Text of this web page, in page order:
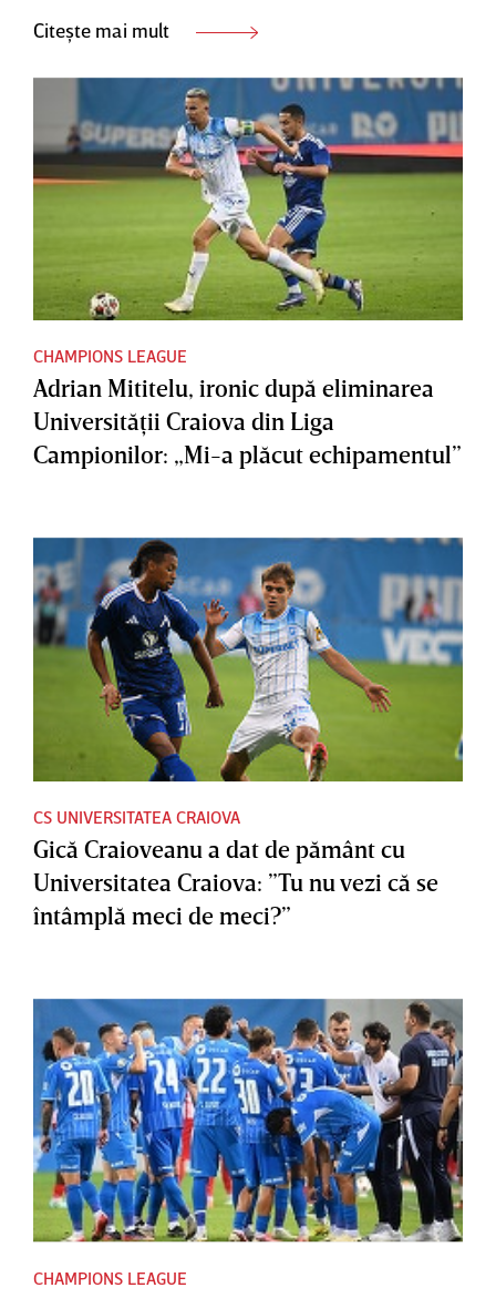
Citește mai mult
CHAMPIONS LEAGUE
Adrian Mititelu, ironic după eliminarea
Universităţii Craiova din Liga
Campionilor: „Mi-a plăcut echipamentul”
CS UNIVERSITATEA CRAIOVA
Gică Craioveanu a dat de pământ cu
Universitatea Craiova: ”Tu nu vezi că se
întâmplă meci de meci?”
CHAMPIONS LEAGUE